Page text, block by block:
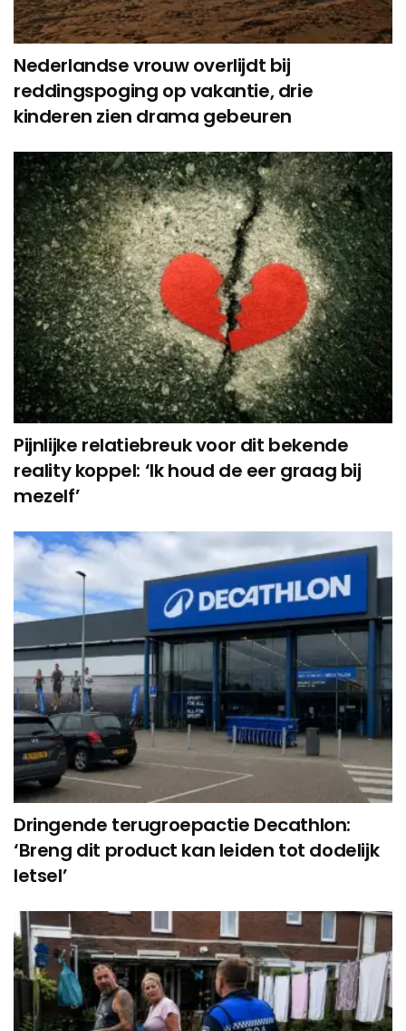
Nederlandse vrouw overlijdt bij
reddingspoging op vakantie, drie
kinderen zien drama gebeuren
Pijnlijke relatiebreuk voor dit bekende
reality koppel: ‘Ik houd de eer graag bij
mezelf’
Dringende terugroepactie Decathlon:
‘Breng dit product kan leiden tot dodelijk
letsel’